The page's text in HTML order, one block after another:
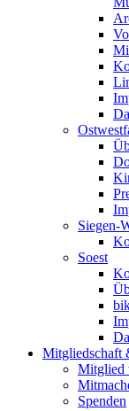
Siegen-
Soest
Mitgliedschaft
Mitglied
Spenden